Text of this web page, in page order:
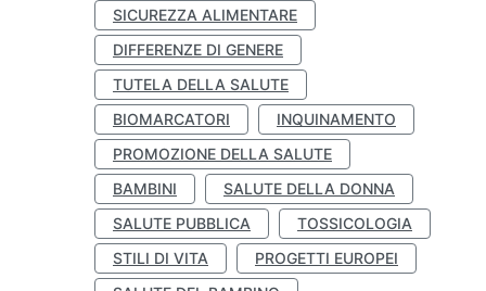
SICUREZZA ALIMENTARE
DIFFERENZE DI GENERE
TUTELA DELLA SALUTE
BIOMARCATORI
INQUINAMENTO
PROMOZIONE DELLA SALUTE
BAMBINI
SALUTE DELLA DONNA
SALUTE PUBBLICA
TOSSICOLOGIA
STILI DI VITA
PROGETTI EUROPEI